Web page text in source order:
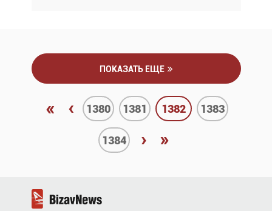
ПОКАЗАТЬ ЕЩЕ
« ‹ 1380 1381 1382 1383
1384 › »